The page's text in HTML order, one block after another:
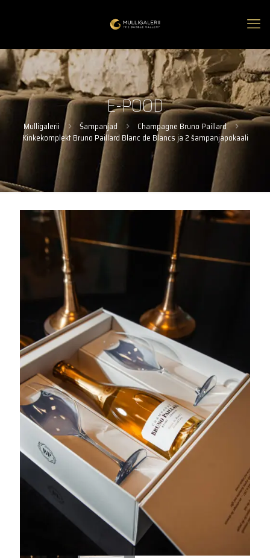
E-POOD
Mulligalerii Šampanjad
Champagne Bruno Paillard
Kinkekomplekt Bruno Paillard Blanc de Blancs ja 2 šampanjapokaali